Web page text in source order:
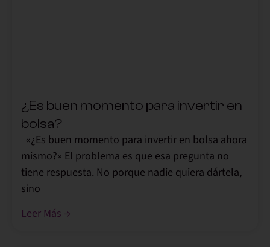
¿Es buen momento para invertir en
bolsa?
«¿Es buen momento para invertir en bolsa ahora
mismo?» El problema es que esa pregunta no
tiene respuesta. No porque nadie quiera dártela,
sino
Leer Más →